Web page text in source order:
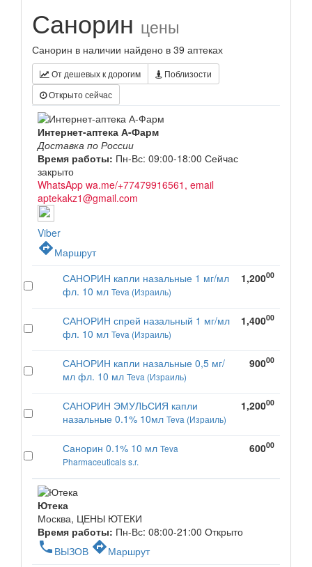
Санорин цены
Санорин в наличии найдено в 39 аптеках
От дешевых к дорогим
Поблизости
Открыто сейчас
Интернет-аптека А-Фарм
Доставка по России
Время работы: Пн-Вс: 09:00-18:00 Сейчас
закрыто
WhatsApp wa.me/+77479916561, email
aptekakz1@gmail.com
Viber
directionsМаршрут
САНОРИН капли назальные 1 мг/мл
фл. 10 мл Teva (Израиль)
1,20000
САНОРИН спрей назальный 1 мг/мл
фл. 10 мл Teva (Израиль)
1,40000
САНОРИН капли назальные 0,5 мг/
мл фл. 10 мл Teva (Израиль)
90000
САНОРИН ЭМУЛЬСИЯ капли
назальные 0.1% 10мл Teva (Израиль)
1,20000
Санорин 0.1% 10 мл Teva
Pharmaceuticals s.r.
60000
Ютека
Москва, ЦЕНЫ ЮТЕКИ
Время работы: Пн-Вс: 08:00-21:00 Открыто
phone ВЫЗОВ directionsМаршрут